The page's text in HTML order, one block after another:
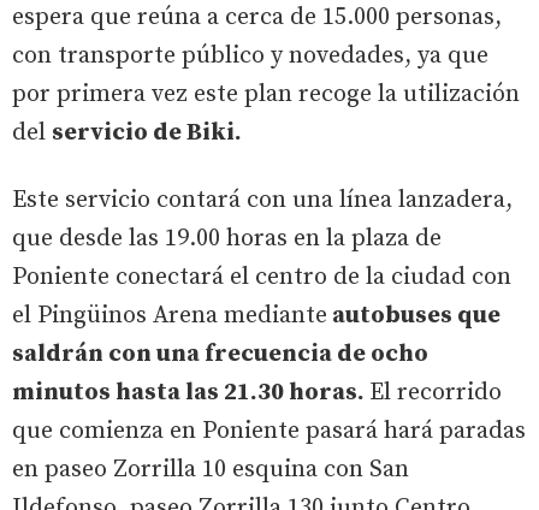
espera que reúna a cerca de 15.000 personas,
con transporte público y novedades, ya que
por primera vez este plan recoge la utilización
del servicio de Biki.
Este servicio contará con una línea lanzadera,
que desde las 19.00 horas en la plaza de
Poniente conectará el centro de la ciudad con
el Pingüinos Arena mediante autobuses que
saldrán con una frecuencia de ocho
minutos hasta las 21.30 horas. El recorrido
que comienza en Poniente pasará hará paradas
en paseo Zorrilla 10 esquina con San